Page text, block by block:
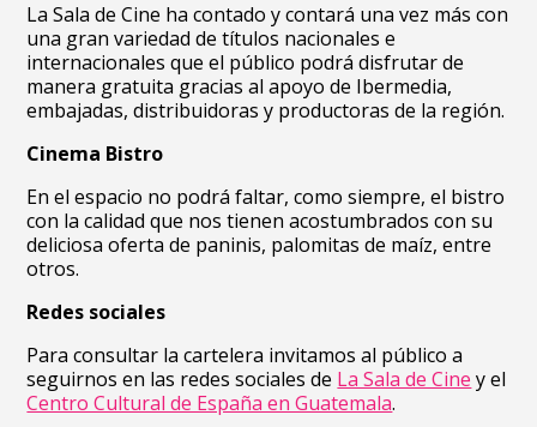
La Sala de Cine ha contado y contará una vez más con
una gran variedad de títulos nacionales e
internacionales que el público podrá disfrutar de
manera gratuita gracias al apoyo de Ibermedia,
embajadas, distribuidoras y productoras de la región.
Cinema Bistro
En el espacio no podrá faltar, como siempre, el bistro
con la calidad que nos tienen acostumbrados con su
deliciosa oferta de paninis, palomitas de maíz, entre
otros.
Redes sociales
Para consultar la cartelera invitamos al público a
seguirnos en las redes sociales de La Sala de Cine y el
Centro Cultural de España en Guatemala.